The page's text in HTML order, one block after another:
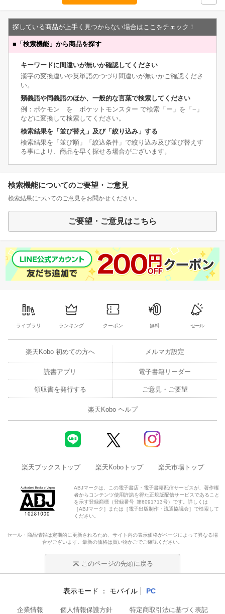
探している商品が上手く見つからない場合はここをチェック！
■ 「検索機能」から商品を探す
キーワードに間違いが無いか確認してください
漢字の変換違いや英単語のつづり間違いが無いかご確認くださ
い。
類義語や同義語のほか、一般的な言葉で検索してください
例：ポケモン を ポケットモンスター で検索「ー」を「−」
などに変換して検索してください。
検索結果を「並び替え」及び「絞り込み」する
検索結果を「並び順」「絞込条件」で絞り込み及び並び替えす
る事により、商品を早く探せる場合がございます。
検索機能についてのご要望・ご意見
検索結果についてのご意見をお聞かせください。
ご要望・ご意見はこちら
ライブラリ ランキング クーポン 無料 セール
楽天Kobo 初めての方へ メルマガ設定
読書アプリ 電子書籍リーダー
領収書を発行する ご意見・ご要望
楽天Kobo ヘルプ
楽天ブックストップ 楽天Koboトップ 楽天市場トップ
ABJマークは、この電子書店・電子書籍配信サービスが、著作権
者からコンテンツ使用許諾を得た正規版配信サービスであること
を示す登録商標（登録番号 第6091713号）です。詳しくは
［ABJマーク］または［電子出版制作・流通協議会］で検索して
ください。
セール・商品情報は定期的に更新されるため、サイト内の表示価格がページによって異なる場
合がございます。最新の価格は買い物かごでご確認ください。
このページの先頭に戻る
表示モード モバイル PC
企業情報 個人情報保護方針 特定商取引法に基づく表記